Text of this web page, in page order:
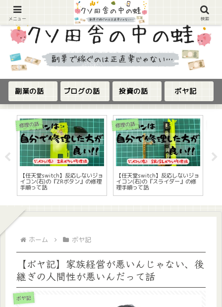
副業の話 ブログの話 投資の話 ボヤ記
修理の話
【任天堂switch】反応しないジョ
イコン(右)の『ZRボタン』の修理
手順って話
修理の話
【任天堂switch】反応しないジョ
イコン(右)の『スライダー』の修
理手順って話
ホーム ボヤ記
【ボヤ記】家族経営が悪いんじゃない、後
継ぎの人間性が悪いんだって話
ボヤ記
メニュー 検索